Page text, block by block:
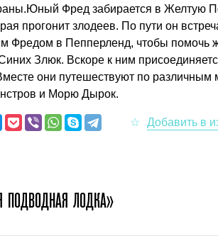
Фред забирается в Желтую
прогонит злодеев. По пути он
Фредом в Пепперленд, чтобы помочь
Злюк. Вскоре к ним
они путешествуют по
и Морю Дырок.
ПОДВОДНАЯ ЛОДКА»